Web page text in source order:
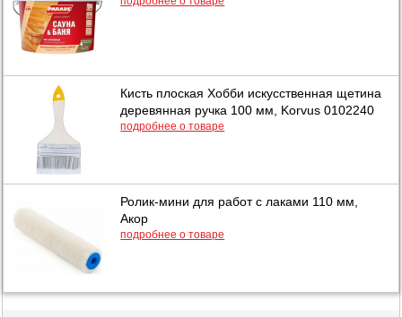
Кисть плоская Хобби искусственная щетина
деревянная ручка 100 мм, Korvus 0102240
подробнее о товаре
Ролик-мини для работ с лаками 110 мм,
Акор
подробнее о товаре